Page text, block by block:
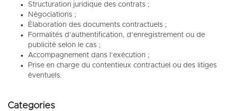
Structuration juridique des contrats ;
Négociations ;
Élaboration des documents contractuels ;
Formalités d’authentification, d’enregistrement ou de
publicité selon le cas ;
Accompagnement dans l’exécution ;
Prise en charge du contentieux contractuel ou des litiges
éventuels.
Categories